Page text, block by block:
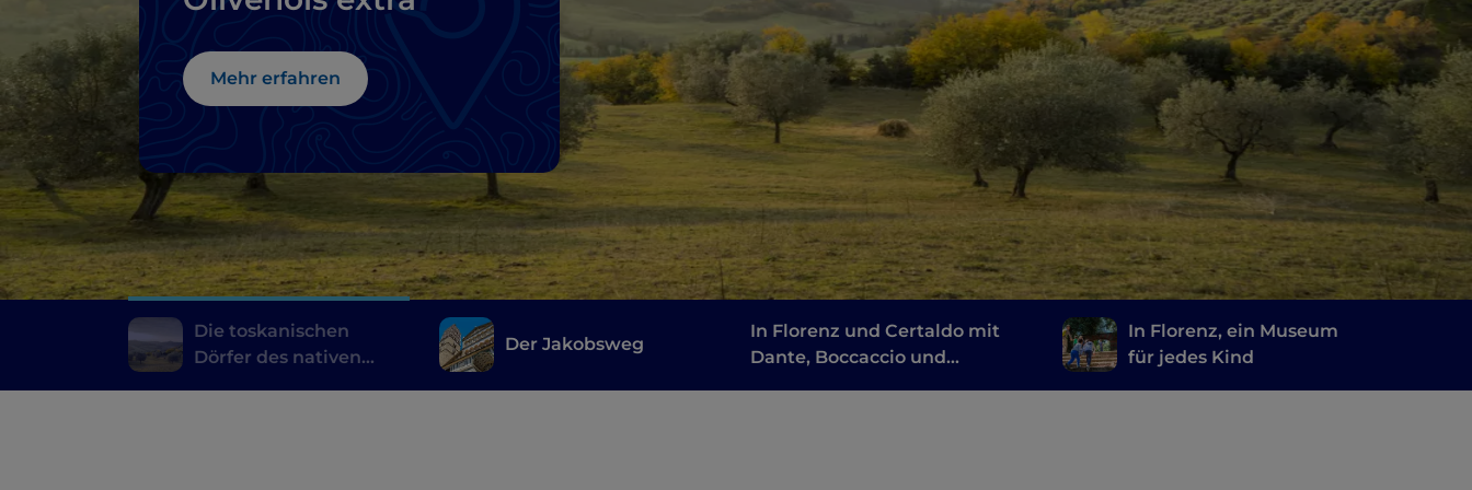
Mehr erfahren
Die toskanischen
Dörfer des nativen
Der Jakobsweg
In Florenz und Certaldo mit
Dante, Boccaccio und
In Florenz, ein Museum
für jedes Kind